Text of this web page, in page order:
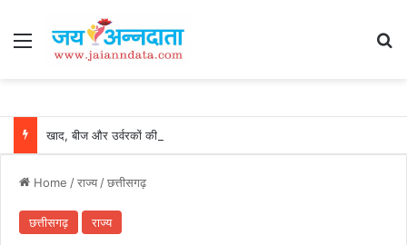
Menu
Home /राज्य/छत्तीसगढ़
छत्तीसगढ़ राज्य